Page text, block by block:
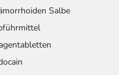
Salbe